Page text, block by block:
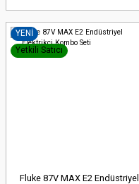
YENİ
Yetkili Satıcı
Fluke 87V MAX E2 Endüstriyel